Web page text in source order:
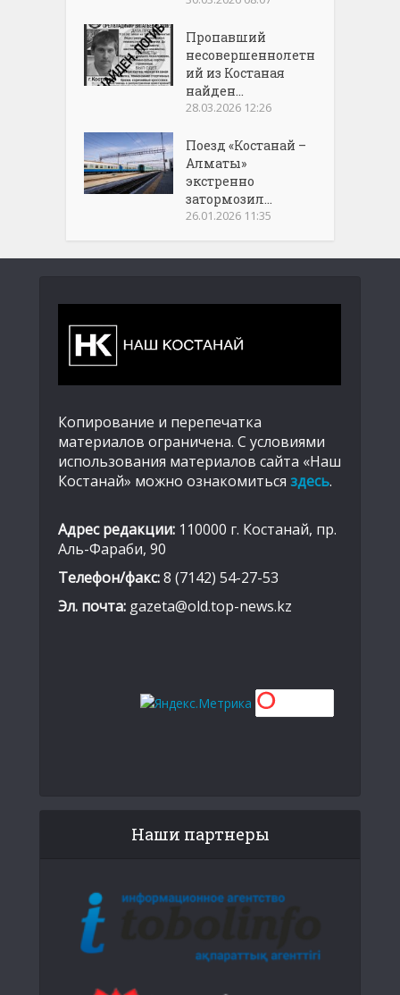
Пропавший
несовершеннолетн
ий из Костаная
найден...
28.03.2026 12:26
Поезд «Костанай –
Алматы»
экстренно
затормозил...
26.01.2026 11:35
Копирование и перепечатка
материалов ограничена. С условиями
использования материалов сайта «Наш
Костанай» можно ознакомиться здесь.
Адрес редакции: 110000 г. Костанай, пр.
Аль-Фараби, 90
Телефон/факс:8 (7142) 54-27-53
Эл. почта: gazeta@old.top-news.kz
Наши партнеры